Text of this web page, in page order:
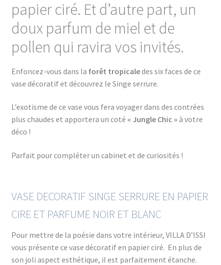
papier ciré. Et d’autre part, un
doux parfum de miel et de
pollen qui ravira vos invités.
Enfoncez-vous dans la forêt tropicaledes six faces de ce
vase décoratif et découvrez le Singe serrure.
L’exotisme de ce vase vous fera voyager dans des contrées
plus chaudes et apportera un coté « Jungle Chic » à votre
déco !
Parfait pour compléter un cabinet et de curiosités !
VASE DECORATIF SINGE SERRURE EN PAPIER
CIRE ET PARFUME NOIR ET BLANC
Pour mettre de la poésie dans votre intérieur, VILLA D’ISSI
vous présente ce vase décoratif en papier ciré. En plus de
son joli aspect esthétique, il est parfaitement étanche.